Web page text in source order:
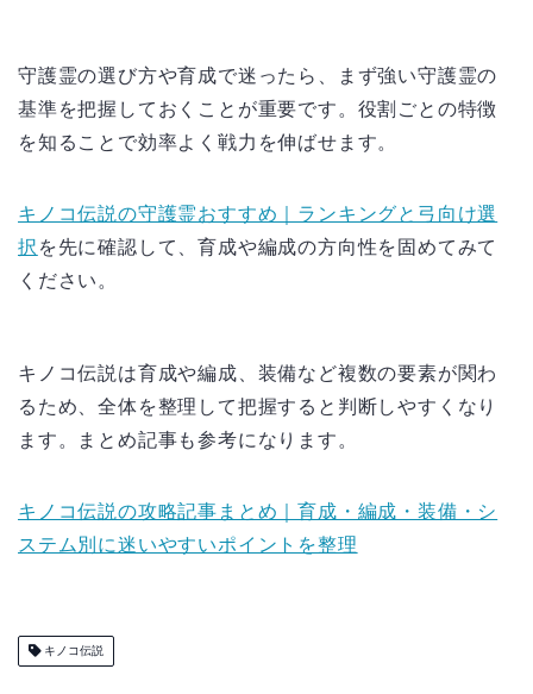
守護霊の選び方や育成で迷ったら、まず強い守護霊の
基準を把握しておくことが重要です。役割ごとの特徴
を知ることで効率よく戦力を伸ばせます。
キノコ伝説の守護霊おすすめ｜ランキングと弓向け選
択 を先に確認して、育成や編成の方向性を固めてみて
ください。
キノコ伝説は育成や編成、装備など複数の要素が関わ
るため、全体を整理して把握すると判断しやすくなり
ます。まとめ記事も参考になります。
キノコ伝説の攻略記事まとめ｜育成・編成・装備・シ
ステム別に迷いやすいポイントを整理
キノコ伝説